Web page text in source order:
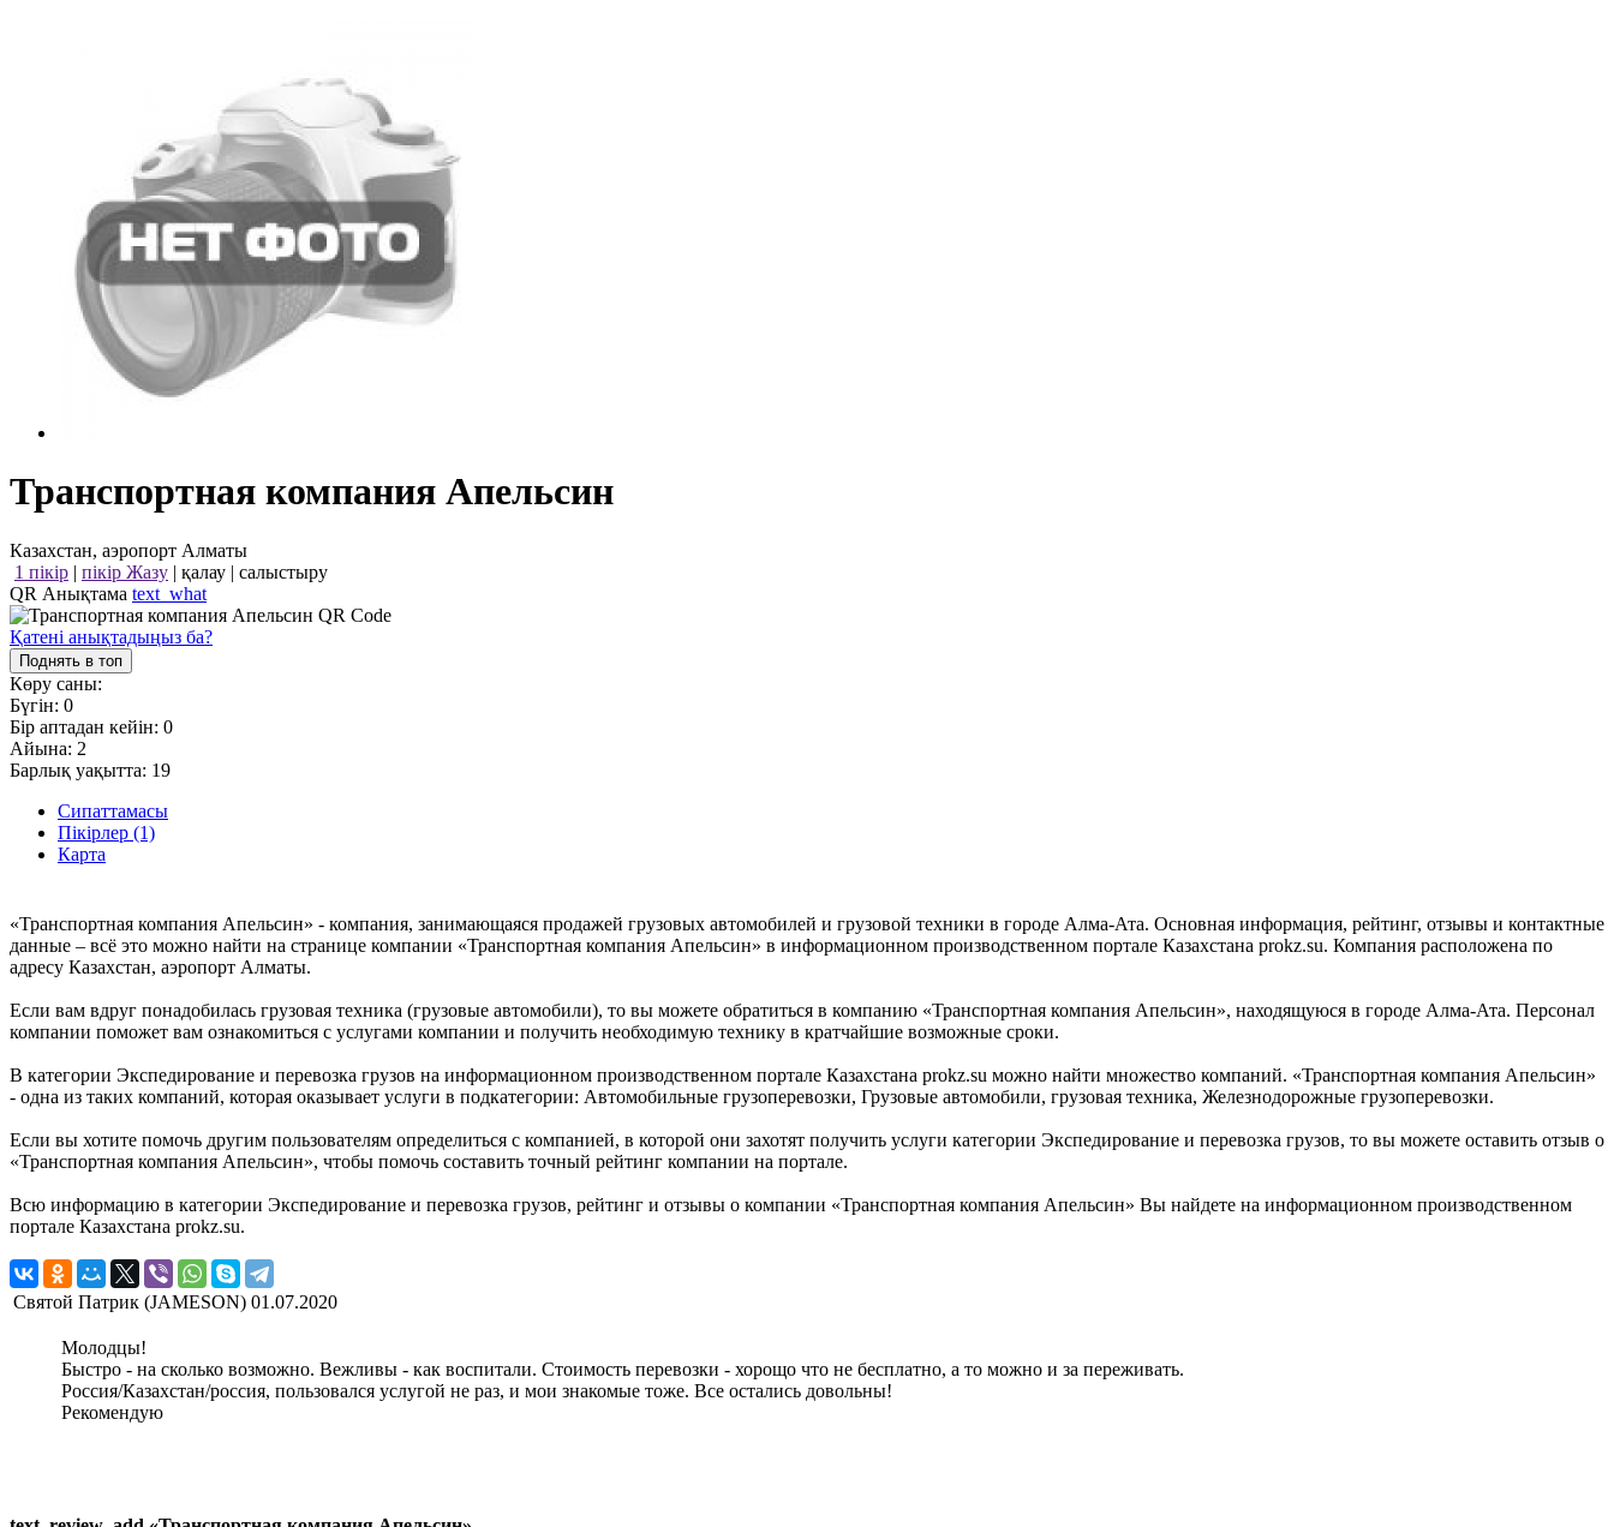
Транспортная компания Апельсин
Казахстан, аэропорт Алматы
1 пікір | пікір Жазу | қалау | салыстыру
QR Анықтама text_what
Қатені анықтадыңыз ба?
Поднять в топ
Көру саны:
Бүгін: 0
Бір аптадан кейін: 0
Айына: 2
Барлық уақытта: 19
Сипаттамасы
Пікірлер (1)
Карта
«Транспортная компания Апельсин» - компания, занимающаяся продажей грузовых автомобилей и грузовой техники в городе Алма-Ата. Основная информация, рейтинг, отзывы и контактные
данные – всё это можно найти на странице компании «Транспортная компания Апельсин» в информационном производственном портале Казахстана prokz.su. Компания расположена по
адресу Казахстан, аэропорт Алматы.
Если вам вдруг понадобилась грузовая техника (грузовые автомобили), то вы можете обратиться в компанию «Транспортная компания Апельсин», находящуюся в городе Алма-Ата. Персонал
компании поможет вам ознакомиться с услугами компании и получить необходимую технику в кратчайшие возможные сроки.
В категории Экспедирование и перевозка грузов на информационном производственном портале Казахстана prokz.su можно найти множество компаний. «Транспортная компания Апельсин»
- одна из таких компаний, которая оказывает услуги в подкатегории: Автомобильные грузоперевозки, Грузовые автомобили, грузовая техника, Железнодорожные грузоперевозки.
Если вы хотите помочь другим пользователям определиться с компанией, в которой они захотят получить услуги категории Экспедирование и перевозка грузов, то вы можете оставить отзыв о
«Транспортная компания Апельсин», чтобы помочь составить точный рейтинг компании на портале.
Всю информацию в категории Экспедирование и перевозка грузов, рейтинг и отзывы о компании «Транспортная компания Апельсин» Вы найдете на информационном производственном
портале Казахстана prokz.su.
Святой Патрик (JAMESON) 01.07.2020
Молодцы!
Быстро - на сколько возможно. Вежливы - как воспитали. Стоимость перевозки - хорощо что не бесплатно, а то можно и за переживать.
Россия/Казахстан/россия, пользовался услугой не раз, и мои знакомые тоже. Все остались довольны!
Рекомендую